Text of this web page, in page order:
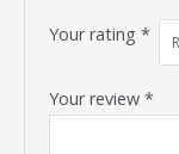
Your rating*
Your review*